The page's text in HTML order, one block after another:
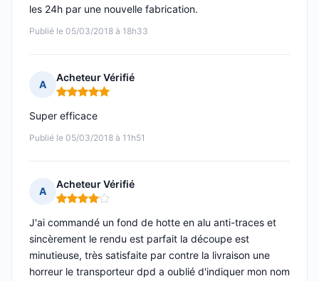
Publié le 05/03/2018 à 18h33
les 24h par une nouvelle fabrication.
A
Acheteur Vérifié
Note : 5 sur 5
Publié le 05/03/2018 à 11h51
Super efficace
A
Acheteur Vérifié
Note : 4 sur 5
J'ai commandé un fond de hotte en alu anti-traces et
sincèrement le rendu est parfait la découpe est
minutieuse, très satisfaite par contre la livraison une
horreur le transporteur dpd a oublié d'indiquer mon nom